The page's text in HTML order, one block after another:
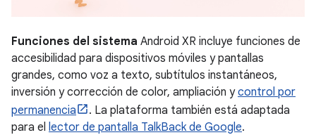
Funciones del sistema Android XR incluye funciones de
accesibilidad para dispositivos móviles y pantallas
grandes, como voz a texto, subtítulos instantáneos,
inversión y corrección de color, ampliación ycontrol por
permanencia
. La plataforma también está adaptada
para el lector de pantalla TalkBack de Google.